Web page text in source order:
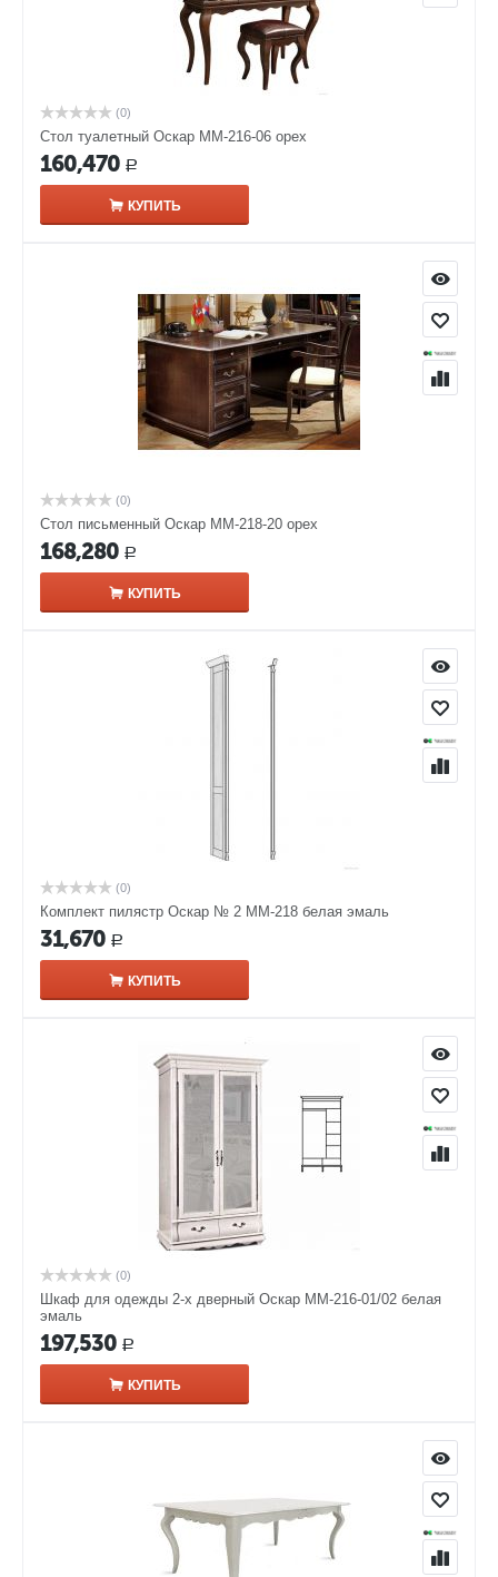
(0)
Стол туалетный Оскар ММ-216-06 орех
160,470 Р
КУПИТЬ
(0)
Стол письменный Оскар ММ-218-20 орех
168,280 Р
КУПИТЬ
(0)
Комплект пилястр Оскар № 2 ММ-218 белая эмаль
31,670 Р
КУПИТЬ
(0)
Шкаф для одежды 2-х дверный Оскар ММ-216-01/02 белая
эмаль
197,530 Р
КУПИТЬ